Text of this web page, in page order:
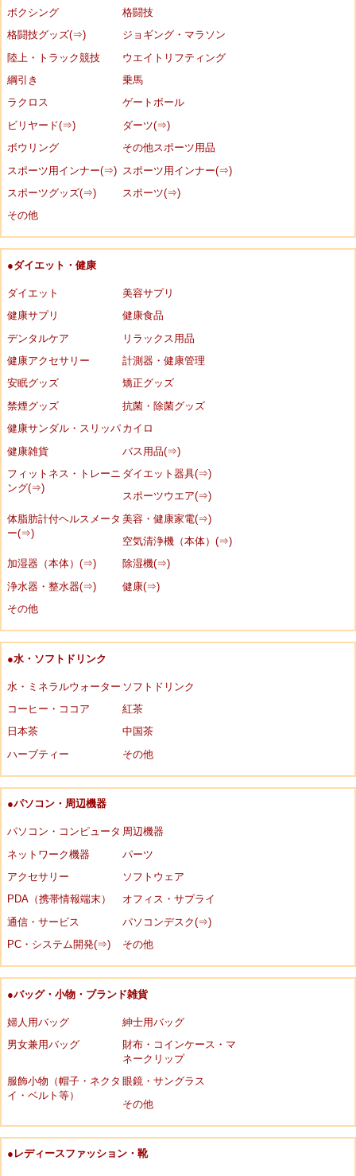
ボクシング
格闘技
格闘技グッズ(⇒)
ジョギング・マラソン
陸上・トラック競技
ウエイトリフティング
綱引き
乗馬
ラクロス
ゲートボール
ビリヤード(⇒)
ダーツ(⇒)
ボウリング
その他スポーツ用品
スポーツ用インナー(⇒)
スポーツ用インナー(⇒)
スポーツグッズ(⇒)
スポーツ(⇒)
その他
●ダイエット・健康
ダイエット
美容サプリ
健康サプリ
健康食品
デンタルケア
リラックス用品
健康アクセサリー
計測器・健康管理
安眠グッズ
矯正グッズ
禁煙グッズ
抗菌・除菌グッズ
健康サンダル・スリッパ カイロ
健康雑貨
バス用品(⇒)
フィットネス・トレーニ
ング(⇒)
ダイエット器具(⇒)
スポーツウエア(⇒)
体脂肪計付ヘルスメータ
ー(⇒)
美容・健康家電(⇒)
空気清浄機（本体）(⇒)
加湿器（本体）(⇒)
除湿機(⇒)
浄水器・整水器(⇒)
健康(⇒)
その他
●水・ソフトドリンク
水・ミネラルウォーター ソフトドリンク
コーヒー・ココア
紅茶
日本茶
中国茶
ハーブティー
その他
●パソコン・周辺機器
パソコン・コンピュータ 周辺機器
ネットワーク機器
パーツ
アクセサリー
ソフトウェア
PDA（携帯情報端末）
オフィス・サプライ
通信・サービス
パソコンデスク(⇒)
PC・システム開発(⇒)
その他
●バッグ・小物・ブランド雑貨
婦人用バッグ
紳士用バッグ
男女兼用バッグ
財布・コインケース・マ
ネークリップ
服飾小物（帽子・ネクタ
イ・ベルト等）
眼鏡・サングラス
その他
●レディースファッション・靴